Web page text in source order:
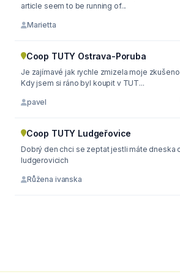
article seem to be running of...
Marietta
Coop TUTY Ostrava-Poruba
Je zajímavé jak rychle zmizela moje
Kdy jsem si ráno byl koupit v TUT...
pavel
Coop TUTY Ludgeřovice
Dobrý den chci se zeptat jestli máte dneska
ludgerovicich
Růžena ivanska